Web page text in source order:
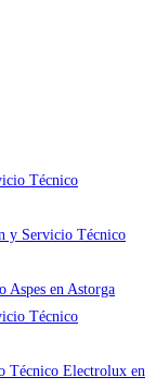
Técnico
y Servicio Técnico
Aspes en Astorga
Técnico
Técnico Electrolux en